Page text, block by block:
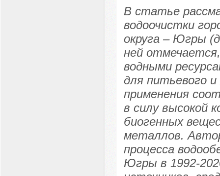
В статье
водоочистки
округа – Югры
ней
водными
для питьевого
применения
в силу высокой
биогенных
металлов.
процесса
Югры в 1992-